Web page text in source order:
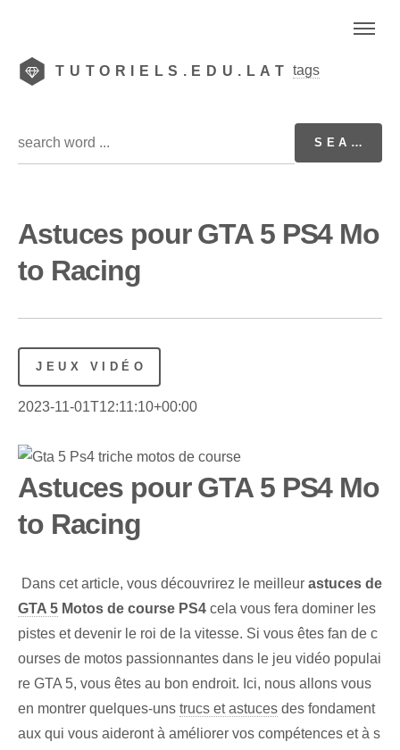
TUTORIELS.EDU.LAT tags
Astuces pour GTA 5 PS4 Mo
to Racing
JEUX VIDÉO
2023-11-01T12:11:10+00:00
Astuces pour GTA 5 PS4 Mo
to Racing
⁤ Dans cet article, vous découvrirez le meilleur​ astuces de
GTA 5 Motos de course PS4 cela vous fera dominer les
pistes et devenir le roi de la vitesse. Si vous êtes fan de c
ourses de motos passionnantes dans le jeu vidéo populai
re GTA 5, vous êtes au bon endroit. Ici, nous allons vous
en montrer quelques-uns trucs et astuces des fondament
aux qui vous aideront à améliorer vos compétences et à s